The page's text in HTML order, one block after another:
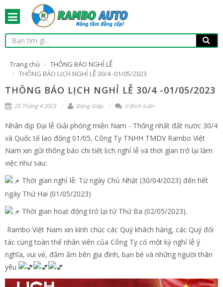
Trang chủ
THÔNG BÁO NGHỈ LỄ
THÔNG BÁO LỊCH NGHỈ LỄ 30/4 -01/05/2023
THÔNG BÁO LỊCH NGHỈ LỄ 30/4 -01/05/2023
25 Tháng 4 2023 Đặng Giáp 0 Bình luận
Nhân dịp Đại lễ Giải phóng miền Nam - Thống nhất đất nước 30/4
và Quốc tế lao động 01/05, Công Ty TNHH TMDV Rambo Việt
Nam xin gửi thông báo chi tiết lịch nghỉ lễ và thời gian trở lại làm
việc như sau:
Thời gian nghỉ lễ: Từ ngày Chủ Nhật (30/04/2023) đến hết
ngày Thứ Hai (01/05/2023)
Thời gian hoạt động trở lại từ Thứ Ba (02/05/2023).
Rambo Việt Nam xin kính chúc các Quý khách hàng, các Quý đối
tác cùng toàn thể nhân viên của Công Ty có một kỳ nghỉ lễ ý
nghĩa, vui vẻ, đầm ấm bên gia đình, bạn bè và những người thân
yêu